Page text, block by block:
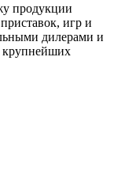
продукции
игр и
дилерами и
крупнейших